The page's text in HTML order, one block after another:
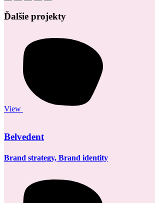
Ďalšie projekty
View
Belvedent
Brand strategy, Brand identity